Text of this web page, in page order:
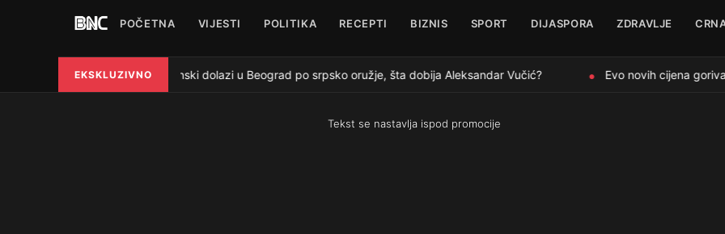
POČETNA VIJESTI POLITIKA RECEPTI BIZNIS SPORT DIJASPORA ZDRAVLJE
EKSKLUZIVNO
● Zelenski dolazi u Beograd po srpsko oružje, šta dobija Aleksandar Vučić? Evo novih cijena
Tekst se nastavlja ispod promocije